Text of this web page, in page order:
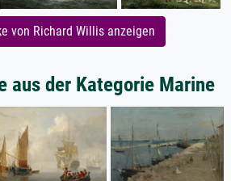
von Richard Willis anzeigen
aus der Kategorie Marine